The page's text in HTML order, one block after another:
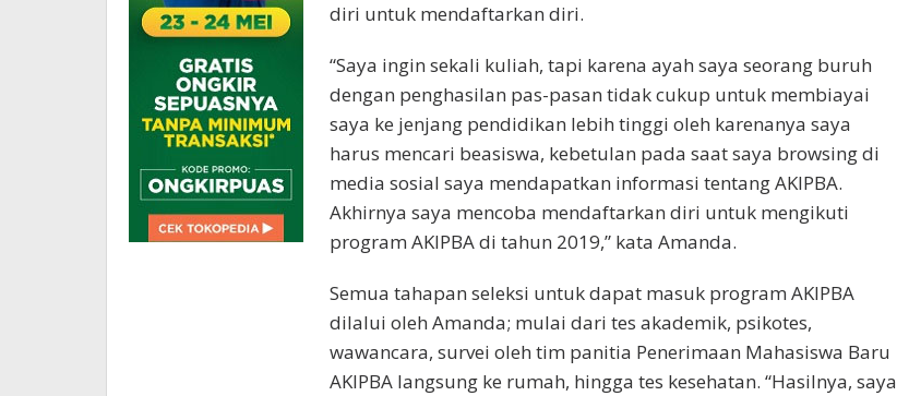
diri untuk mendaftarkan diri.
“Saya ingin sekali kuliah, tapi karena ayah saya seorang buruh
dengan penghasilan pas-pasan tidak cukup untuk membiayai
saya ke jenjang pendidikan lebih tinggi oleh karenanya saya
harus mencari beasiswa, kebetulan pada saat saya browsing di
media sosial saya mendapatkan informasi tentang AKIPBA.
Akhirnya saya mencoba mendaftarkan diri untuk mengikuti
program AKIPBA di tahun 2019,” kata Amanda.
Semua tahapan seleksi untuk dapat masuk program AKIPBA
dilalui oleh Amanda; mulai dari tes akademik, psikotes,
wawancara, survei oleh tim panitia Penerimaan Mahasiswa Baru
AKIPBA langsung ke rumah, hingga tes kesehatan. “Hasilnya, saya